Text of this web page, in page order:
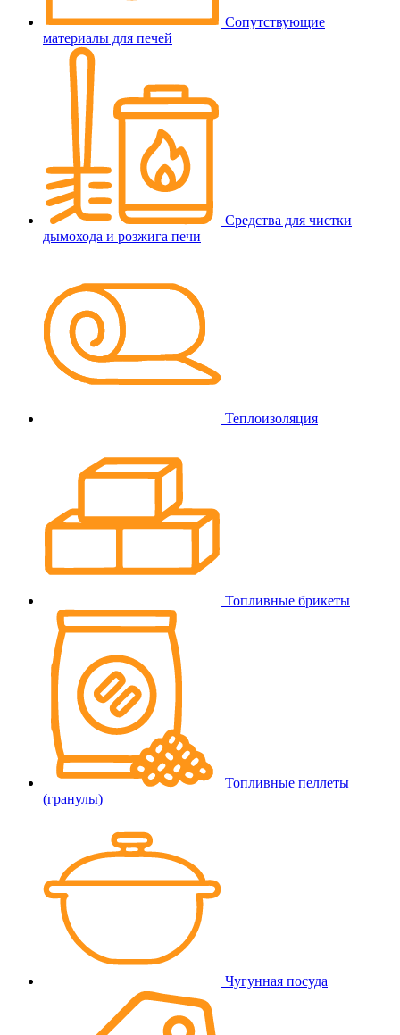
Сопутствующие
материалы для печей
Средства для чистки
дымохода и розжига печи
Теплоизоляция
Топливные брикеты
Топливные пеллеты
(гранулы)
Чугунная посуда